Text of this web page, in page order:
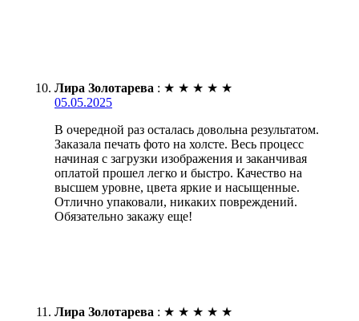
Лира Золотарева : ★ ★ ★ ★ ★
05.05.2025
В очередной раз осталась довольна результатом.
Заказала печать фото на холсте. Весь процесс
начиная с загрузки изображения и заканчивая
оплатой прошел легко и быстро. Качество на
высшем уровне, цвета яркие и насыщенные.
Отлично упаковали, никаких повреждений.
Обязательно закажу еще!
Лира Золотарева : ★ ★ ★ ★ ★